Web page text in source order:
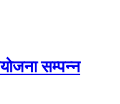
सम्पन्न